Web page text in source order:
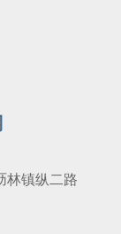
林镇纵二路